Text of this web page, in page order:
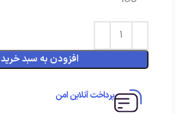
افزودن به سبد خرید
پرداخت آنلاین امن